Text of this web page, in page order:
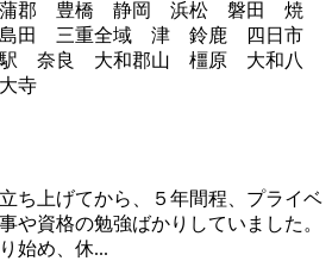
郡 豊橋 静岡 浜松 磐田 焼
田 三重全域 津 鈴鹿 四日市
奈良 大和郡山 橿原 大和八
寺
ち上げてから、５年間程、プライベ
や資格の勉強ばかりしていました。
始め、休...